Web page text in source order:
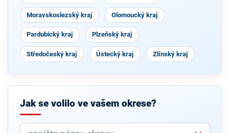
Moravskoslezský kraj Olomoucký kraj
Pardubický kraj Plzeňský kraj
Středočeský kraj Ústecký kraj Zlínský kraj
Jak se volilo ve vašem okrese?